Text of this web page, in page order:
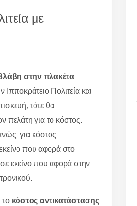
με
στην πλακέτα
Ιπποκράτειο Πολιτεία και
τότε θα
πελάτη για το κόστος.
για κόστος
που αφορά στο
σε εκείνο που αφορά στην
κόστος αντικατάστασης